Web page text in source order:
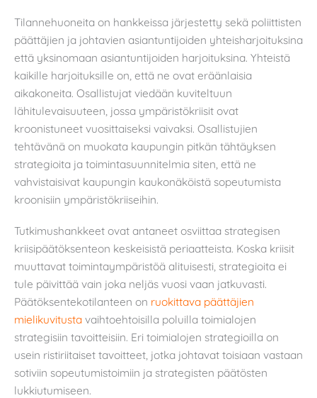
Tilannehuoneita on hankkeissa järjestetty sekä poliittisten
päättäjien ja johtavien asiantuntijoiden yhteisharjoituksina
että yksinomaan asiantuntijoiden harjoituksina. Yhteistä
kaikille harjoituksille on, että ne ovat eräänlaisia
aikakoneita. Osallistujat viedään kuviteltuun
lähitulevaisuuteen, jossa ympäristökriisit ovat
kroonistuneet vuosittaiseksi vaivaksi. Osallistujien
tehtävänä on muokata kaupungin pitkän tähtäyksen
strategioita ja toimintasuunnitelmia siten, että ne
vahvistaisivat kaupungin kaukonäköistä sopeutumista
kroonisiin ympäristökriiseihin.
Tutkimushankkeet ovat antaneet osviittaa strategisen
kriisipäätöksenteon keskeisistä periaatteista. Koska kriisit
muuttavat toimintaympäristöä alituisesti, strategioita ei
tule päivittää vain joka neljäs vuosi vaan jatkuvasti.
Päätöksentekotilanteen on ruokittava päättäjien
mielikuvitusta vaihtoehtoisilla poluilla toimialojen
strategisiin tavoitteisiin. Eri toimialojen strategioilla on
usein ristiriitaiset tavoitteet, jotka johtavat toisiaan vastaan
sotiviin sopeutumistoimiin ja strategisten päätösten
lukkiutumiseen.